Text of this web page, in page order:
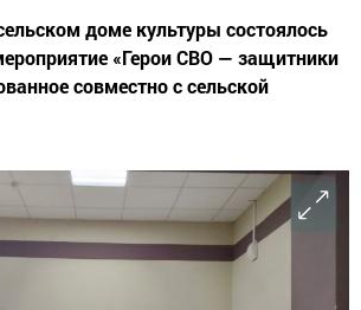
доме культуры состоялось
«Герои СВО — защитники
совместно с сельской